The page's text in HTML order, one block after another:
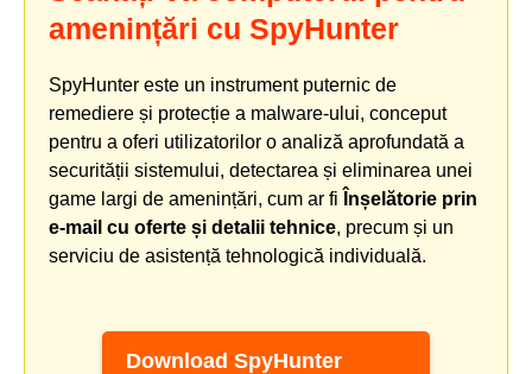
amenințări cu SpyHunter
SpyHunter este un instrument puternic de
remediere și protecție a malware-ului, conceput
pentru a oferi utilizatorilor o analiză aprofundată a
securității sistemului, detectarea și eliminarea unei
game largi de amenințări, cum ar fi Înșelătorie prin
e-mail cu oferte și detalii tehnice, precum și un
serviciu de asistență tehnologică individuală.
Download SpyHunter